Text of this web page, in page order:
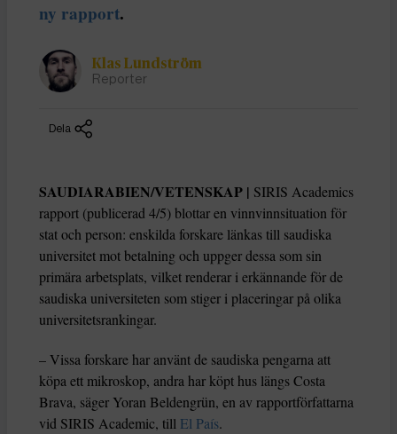
ny rapport.
Klas Lundström
Reporter
Dela
SAUDIARABIEN/VETENSKAP | SIRIS Academics
rapport (publicerad 4/5) blottar en vinnvinnsituation för
stat och person: enskilda forskare länkas till saudiska
universitet mot betalning och uppger dessa som sin
primära arbetsplats, vilket renderar i erkännande för de
saudiska universiteten som stiger i placeringar på olika
universitetsrankingar.
– Vissa forskare har använt de saudiska pengarna att
köpa ett mikroskop, andra har köpt hus längs Costa
Brava, säger Yoran Beldengrün, en av rapportförfattarna
vid SIRIS Academic, till El País.